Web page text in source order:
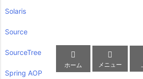
Solaris
Source
SourceTree
Spring AOP

ホーム

メニュー